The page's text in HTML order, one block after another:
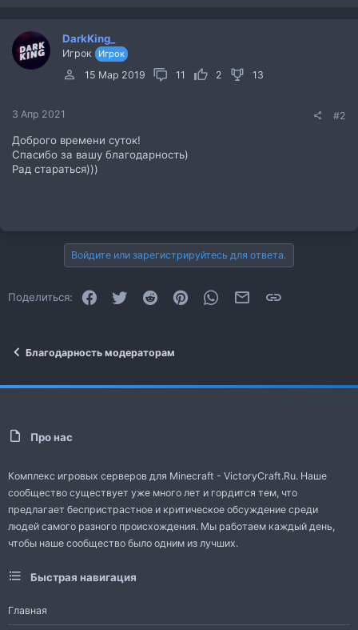
DarkKing_
Игрок Игрок
15 Мар 2019 11 2 13
3 Апр 2021 #2
Доброго времени суток!
Cпасибо за вашу благодарность)
Рад стараться)))
Войдите или зарегистрируйтесь для ответа.
Поделиться: FacebookTwitter Reddit PinterestWhatsAppЭлектронная почта
Благодарность модераторам
Про нас
Комплекс игровых серверов для Minecraft - VictoryCraft.Ru. Наше
сообщество существует уже много лет и гордится тем, что
предлагает беспристрастное и критическое обсуждение среди
людей самого разного происхождения. Мы работаем каждый день,
чтобы наше сообщество было одним из лучших.
Быстрая навигация
Главная